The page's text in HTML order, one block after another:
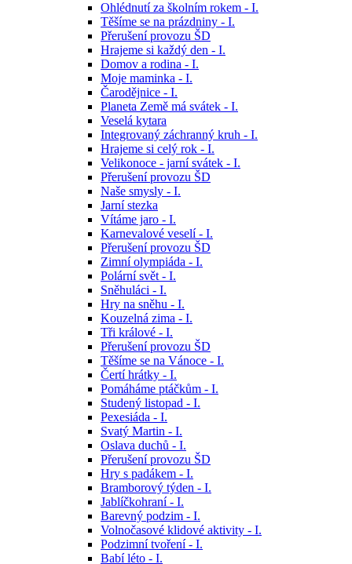
Ohlédnutí za školním rokem - I.
Těšíme se na prázdniny - I.
Přerušení provozu ŠD
Hrajeme si každý den - I.
Domov a rodina - I.
Moje maminka - I.
Čarodějnice - I.
Planeta Země má svátek - I.
Veselá kytara
Integrovaný záchranný kruh - I.
Hrajeme si celý rok - I.
Velikonoce - jarní svátek - I.
Přerušení provozu ŠD
Naše smysly - I.
Jarní stezka
Vítáme jaro - I.
Karnevalové veselí - I.
Přerušení provozu ŠD
Zimní olympiáda - I.
Polární svět - I.
Sněhuláci - I.
Hry na sněhu - I.
Kouzelná zima - I.
Tři králové - I.
Přerušení provozu ŠD
Těšíme se na Vánoce - I.
Čertí hrátky - I.
Pomáháme ptáčkům - I.
Studený listopad - I.
Pexesiáda - I.
Svatý Martin - I.
Oslava duchů - I.
Přerušení provozu ŠD
Hry s padákem - I.
Bramborový týden - I.
Jablíčkohraní - I.
Barevný podzim - I.
Volnočasové klidové aktivity - I.
Podzimní tvoření - I.
Babí léto - I.